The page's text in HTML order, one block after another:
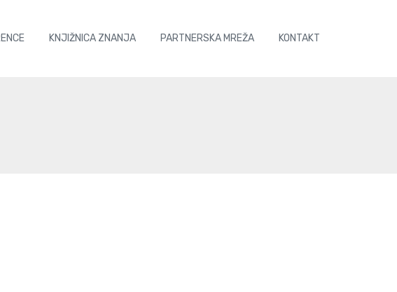
KNJIŽNICA ZNANJA PARTNERSKA MREŽA KONTAKT